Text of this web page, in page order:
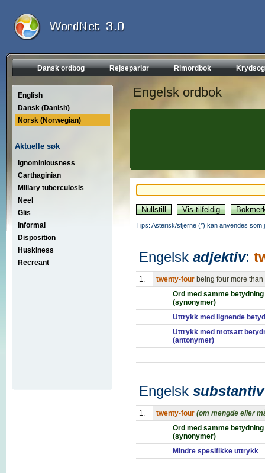
Dansk ordbog Rejseparlør Rimordbok
English
Dansk (Danish)
Norsk (Norwegian)
Aktuelle søk
Ignominiousness
Carthaginian
Miliary tuberculosis
Neel
Glis
Informal
Disposition
Huskiness
Recreant
Engelsk ordbok
Tips: Asterisk/stjerne (*) kan anvendes som
Engelsk adjektiv:
1. twenty-four being four more than
Ord med samme betydning
(synonymer)
Uttrykk med lignende
Uttrykk med motsatt
(antonymer)
Engelsk substantiv
1. twenty-four (om mengde eller
Ord med samme betydning
(synonymer)
Mindre spesifikke uttrykk